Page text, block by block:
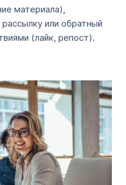
материала),
или обратный
(лайк, репост).